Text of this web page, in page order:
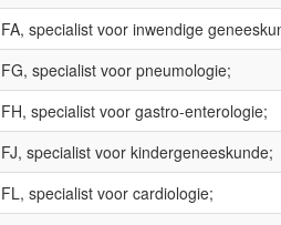
FA, specialist voor inwendige
FG, specialist voor pneumologie;
FH, specialist voor gastro-enterologie;
FJ, specialist voor kindergeneeskunde;
FL, specialist voor cardiologie;